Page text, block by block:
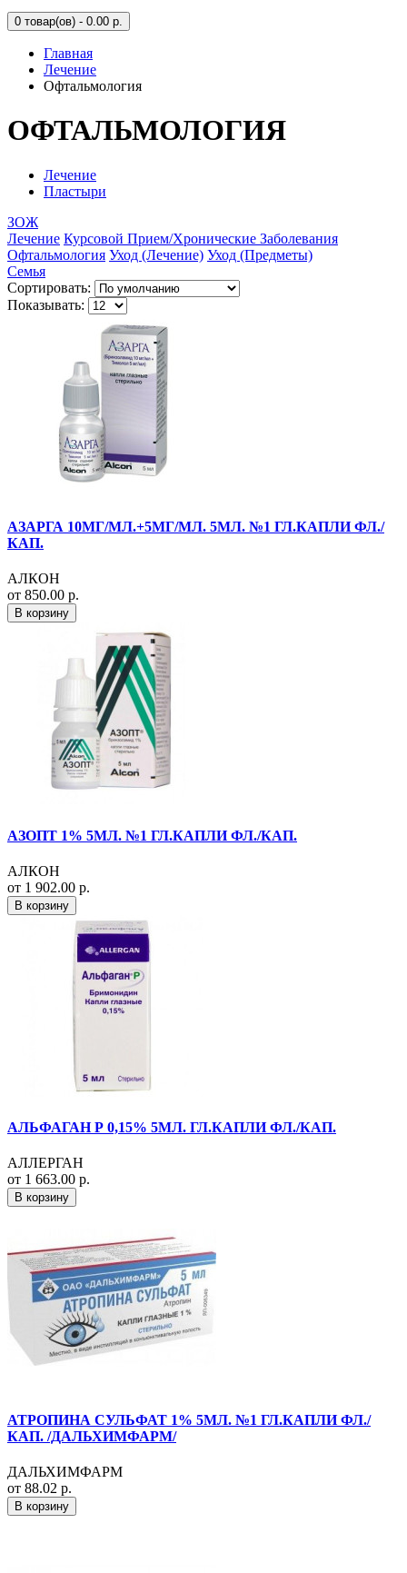
0 товар(ов) - 0.00 р.
Главная
Лечение
Офтальмология
ОФТАЛЬМОЛОГИЯ
Лечение
Пластыри
ЗОЖ
Лечение Курсовой Прием/Хронические Заболевания
Офтальмология Уход (Лечение) Уход (Предметы)
Семья
Сортировать:
Показывать:
АЗАРГА 10МГ/МЛ.+5МГ/МЛ. 5МЛ. №1 ГЛ.КАПЛИ ФЛ./
КАП.
АЛКОН
от 850.00 р.
В корзину
АЗОПТ 1% 5МЛ. №1 ГЛ.КАПЛИ ФЛ./КАП.
АЛКОН
от 1 902.00 р.
В корзину
АЛЬФАГАН Р 0,15% 5МЛ. ГЛ.КАПЛИ ФЛ./КАП.
АЛЛЕРГАН
от 1 663.00 р.
В корзину
АТРОПИНА СУЛЬФАТ 1% 5МЛ. №1 ГЛ.КАПЛИ ФЛ./
КАП. /ДАЛЬХИМФАРМ/
ДАЛЬХИМФАРМ
от 88.02 р.
В корзину